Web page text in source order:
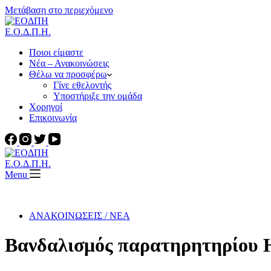
Μετάβαση στο περιεχόμενο
Ε.Ο.Δ.Π.Η.
Ποιοι είμαστε
Νέα – Ανακοινώσεις
Θέλω να προσφέρω
Γίνε εθελοντής
Υποστήριξε την ομάδα
Χορηγοί
Επικοινωνία
Ε.Ο.Δ.Π.Η.
Menu
ΑΝΑΚΟΙΝΩΣΕΙΣ / ΝΕΑ
Βανδαλισμός παρατηρητηρίου